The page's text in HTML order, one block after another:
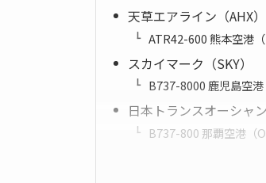
天草エアライン（AHX）
ATR42-600 熊本空港
スカイマーク（SKY）
B737-8000 鹿児島空
日本トランスオーシャ
B737-800 那覇空港（